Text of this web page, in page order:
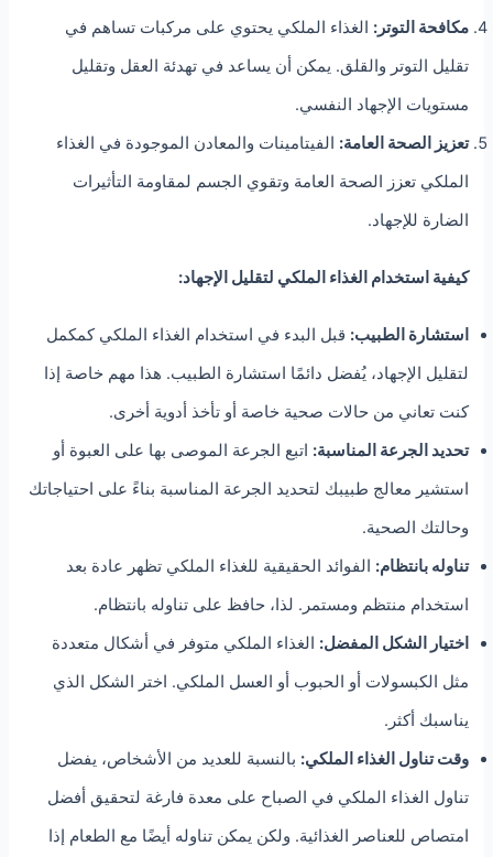
مكافحة التوتر: الغذاء الملكي يحتوي على مركبات تساهم في
تقليل التوتر والقلق. يمكن أن يساعد في تهدئة العقل وتقليل
مستويات الإجهاد النفسي.
تعزيز الصحة العامة: الفيتامينات والمعادن الموجودة في الغذاء
الملكي تعزز الصحة العامة وتقوي الجسم لمقاومة التأثيرات
الضارة للإجهاد.
كيفية استخدام الغذاء الملكي لتقليل الإجهاد:
استشارة الطبيب: قبل البدء في استخدام الغذاء الملكي كمكمل
لتقليل الإجهاد، يُفضل دائمًا استشارة الطبيب. هذا مهم خاصة إذا
كنت تعاني من حالات صحية خاصة أو تأخذ أدوية أخرى.
تحديد الجرعة المناسبة: اتبع الجرعة الموصى بها على العبوة أو
استشير معالج طبيبك لتحديد الجرعة المناسبة بناءً على احتياجاتك
وحالتك الصحية.
تناوله بانتظام: الفوائد الحقيقية للغذاء الملكي تظهر عادة بعد
استخدام منتظم ومستمر. لذا، حافظ على تناوله بانتظام.
اختيار الشكل المفضل: الغذاء الملكي متوفر في أشكال متعددة
مثل الكبسولات أو الحبوب أو العسل الملكي. اختر الشكل الذي
يناسبك أكثر.
وقت تناول الغذاء الملكي: بالنسبة للعديد من الأشخاص، يفضل
تناول الغذاء الملكي في الصباح على معدة فارغة لتحقيق أفضل
امتصاص للعناصر الغذائية. ولكن يمكن تناوله أيضًا مع الطعام إذا